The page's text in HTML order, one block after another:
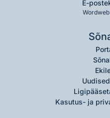
E-post
Kasutus- ja